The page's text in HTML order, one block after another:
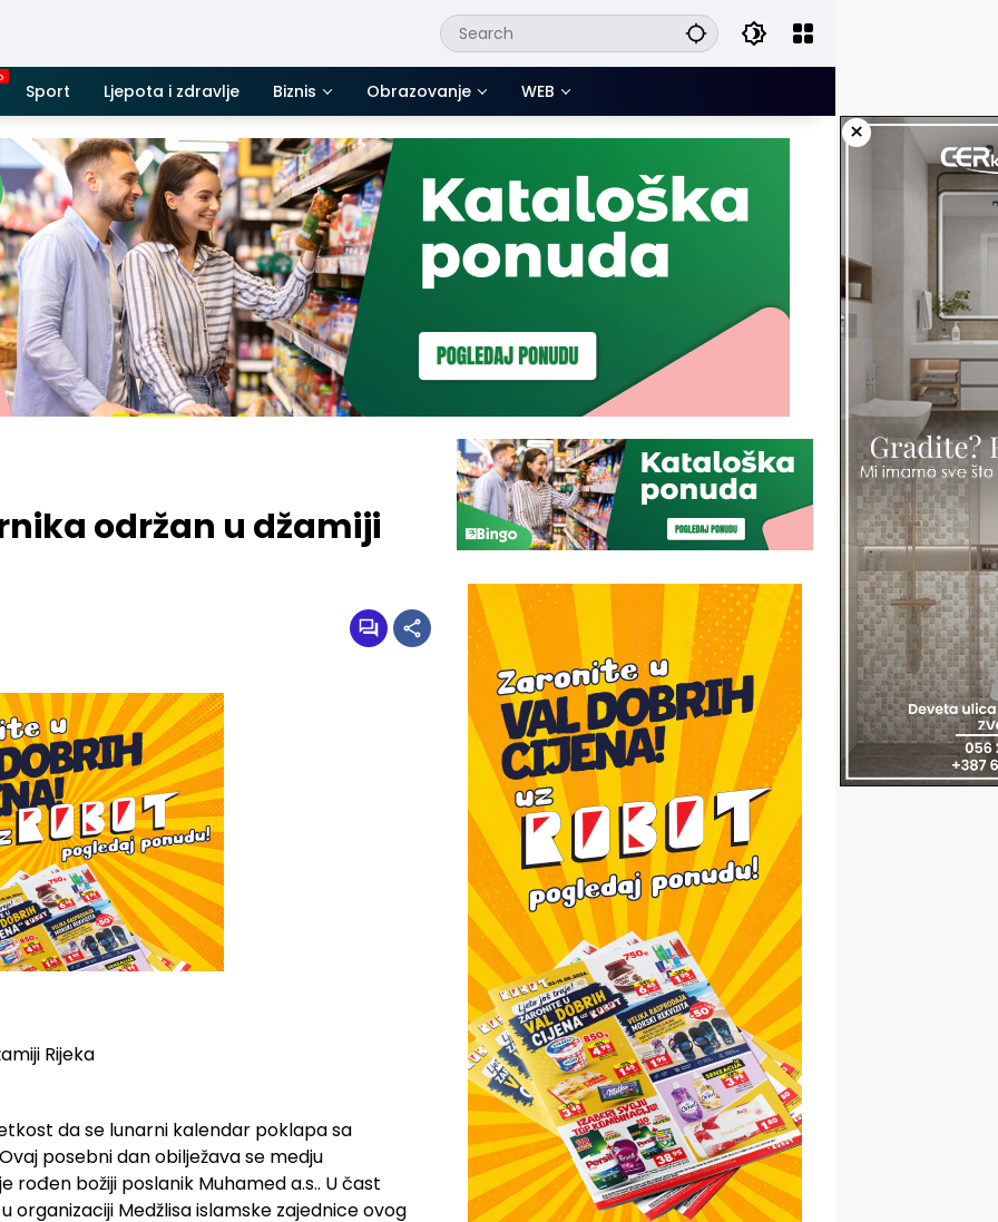
Sport Ljepota i zdravlje Biznis Obrazovanje WEB
×
održan u džamiji
da se lunarni kalendar poklapa sa
posebni dan obilježava se medju
rođen božiji poslanik Muhamed a.s.. U čast
organizaciji Medžlisa islamske zajednice ovog